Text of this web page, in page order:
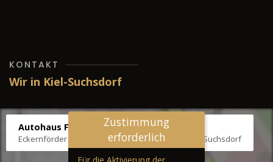
KONTAKT
Wir in Kiel-Suchsdorf
Autohaus Fräter
Eckernförder Str. /Klausbrooker Weg 1, 24107 Kiel-Suchsdorf
Zustimmung
erforderlich